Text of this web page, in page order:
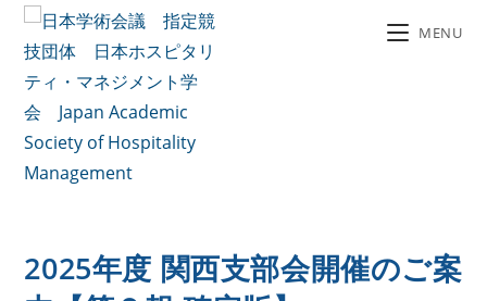
MENU
2025年度 関西支部会開催のご案